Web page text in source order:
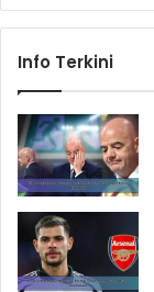
Info Terkini